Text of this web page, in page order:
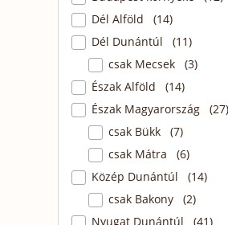
Dél Alföld (14)
Dél Dunántúl (11)
csak Mecsek (3)
Észak Alföld (14)
Észak Magyarország (27)
csak Bükk (7)
csak Mátra (6)
Közép Dunántúl (14)
csak Bakony (2)
Nyugat Dunántúl (41)